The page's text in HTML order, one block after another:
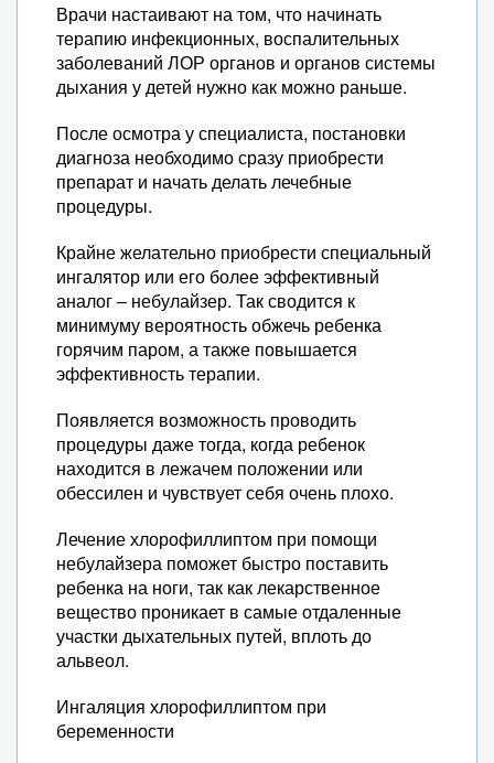
Врачи настаивают на том, что начинать
терапию инфекционных, воспалительных
заболеваний ЛОР органов и органов системы
дыхания у детей нужно как можно раньше.
После осмотра у специалиста, постановки
диагноза необходимо сразу приобрести
препарат и начать делать лечебные
процедуры.
Крайне желательно приобрести специальный
ингалятор или его более эффективный
аналог – небулайзер. Так сводится к
минимуму вероятность обжечь ребенка
горячим паром, а также повышается
эффективность терапии.
Появляется возможность проводить
процедуры даже тогда, когда ребенок
находится в лежачем положении или
обессилен и чувствует себя очень плохо.
Лечение хлорофиллиптом при помощи
небулайзера поможет быстро поставить
ребенка на ноги, так как лекарственное
вещество проникает в самые отдаленные
участки дыхательных путей, вплоть до
альвеол.
Ингаляция хлорофиллиптом при
беременности